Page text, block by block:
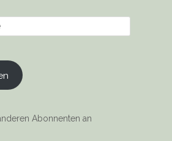
Abonnenten an